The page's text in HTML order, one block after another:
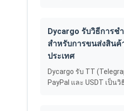
Dycargo รับวิธีการช
สำหรับการขนส่งสินค้
ประเทศ
Dycargo รับ TT
PayPal และ USDT เป็น